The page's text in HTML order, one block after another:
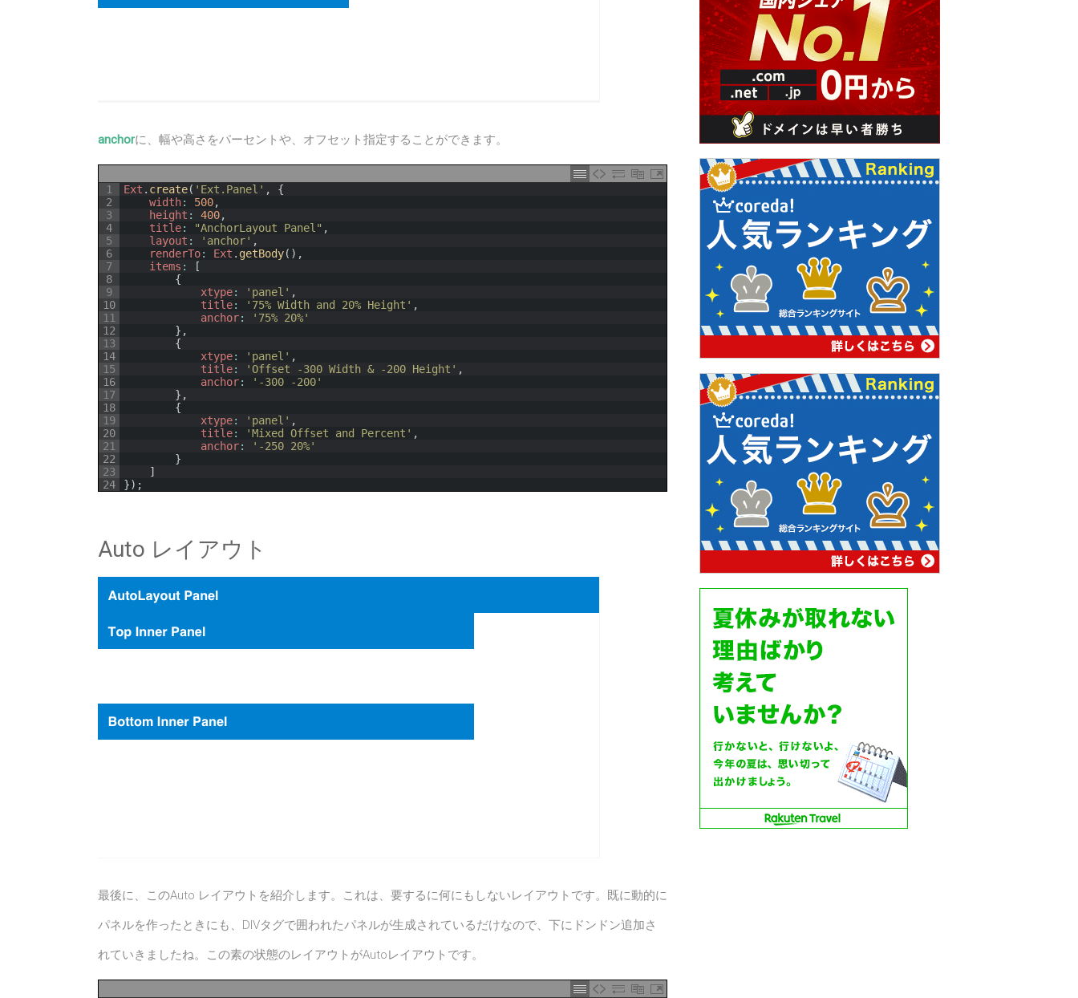
anchorに、幅や高さをパーセントや、オフセット指定することができます。
1
2
3
4
5
6
7
8
9
10
11
12
13
14
15
16
17
18
19
20
21
22
23
24
Ext . create( 'Ext.Panel' ,
{
width: 500,
height : 400,
title: "AnchorLayout Panel" ,
layout : 'anchor' ,
renderTo: Ext . getBody( ) ,
items :
[
{
xtype: 'panel' ,
title: '75% Width and 20% Height' ,
anchor:
'75% 20%'
} ,
{
xtype: 'panel' ,
title: 'Offset -300 Width & -200 Height' ,
anchor:
'-300 -200'
} ,
{
xtype: 'panel' ,
title: 'Mixed Offset and Percent' ,
anchor:
'-250 20%'
}
]
}) ;
Auto レイアウト
最後に、このAuto レイアウトを紹介します。これは、要するに何にもしないレイアウトです。既に動的に
パネルを作ったときにも、DIVタグで囲われたパネルが生成されているだけなので、下にドンドン追加さ
れていきましたね。この素の状態のレイアウトがAutoレイアウトです。